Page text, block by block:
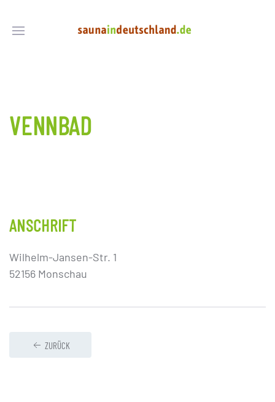
VENNBAD
ANSCHRIFT
Wilhelm-Jansen-Str. 1
52156 Monschau
ZURÜCK